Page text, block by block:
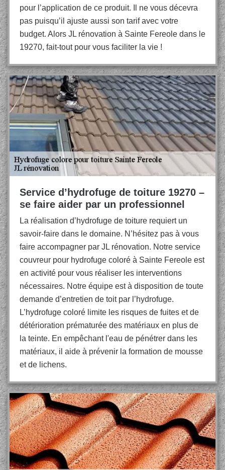
pour l’application de ce produit. Il ne vous décevra
pas puisqu’il ajuste aussi son tarif avec votre
budget. Alors JL rénovation à Sainte Fereole dans le
19270, fait-tout pour vous faciliter la vie !
Service d’hydrofuge de toiture 19270 –
se faire aider par un professionnel
La réalisation d’hydrofuge de toiture requiert un
savoir-faire dans le domaine. N’hésitez pas à vous
faire accompagner par JL rénovation. Notre service
couvreur pour hydrofuge coloré à Sainte Fereole est
en activité pour vous réaliser les interventions
nécessaires. Notre équipe est à disposition de toute
demande d’entretien de toit par l’hydrofuge.
L’hydrofuge coloré limite les risques de fuites et de
détérioration prématurée des matériaux en plus de
la teinte. En empêchant l'eau de pénétrer dans les
matériaux, il aide à prévenir la formation de mousse
et de lichens.